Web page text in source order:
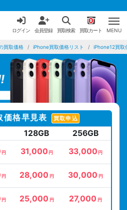
ログイン 会員登録 買取検索
0
買取カート MENU
買取価格 iPhone買取価格リスト iPhone12買取
格早見表 買取申込
128GB 256GB
円 31,000 円 33,000 円
円 28,000 円 30,000 円
円 25,000 円 27,000 円